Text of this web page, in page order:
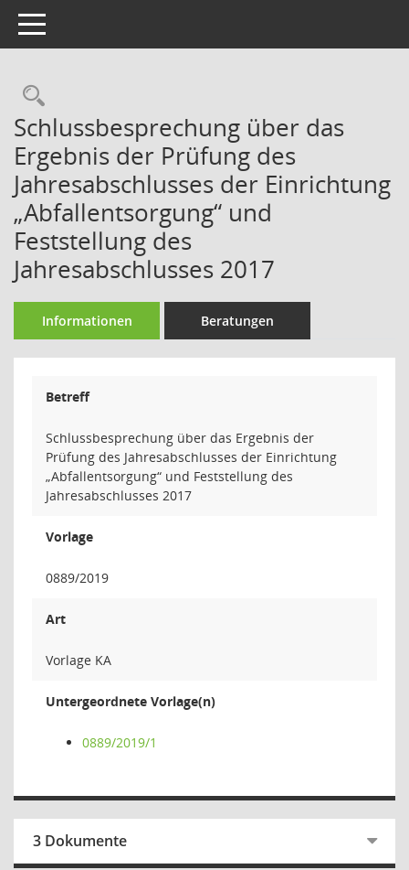
Toggle navigation
Rechercheauswahl
Schlussbesprechung über das
Ergebnis der Prüfung des
Jahresabschlusses der Einrichtung
„Abfallentsorgung“ und
Feststellung des
Jahresabschlusses 2017
Informationen Beratungen
Betreff
Schlussbesprechung über das Ergebnis der
Prüfung des Jahresabschlusses der Einrichtung
„Abfallentsorgung“ und Feststellung des
Jahresabschlusses 2017
Vorlage
0889/2019
Art
Vorlage KA
Untergeordnete Vorlage(n)
0889/2019/1
3 Dokumente